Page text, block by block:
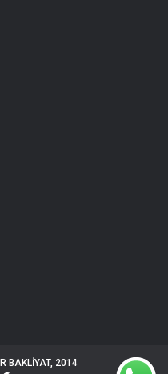
BAKLİYAT, 2014